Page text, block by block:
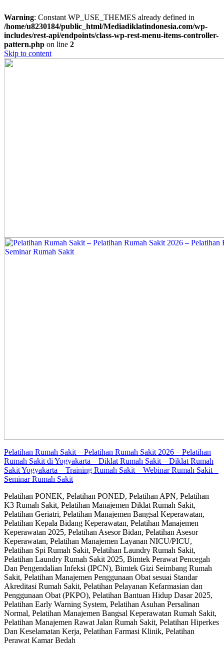
Warning: Constant WP_USE_THEMES already defined in
/home/u8230184/public_html/Mediadiklatindonesia.com/wp-
includes/rest-api/endpoints/class-wp-rest-menu-items-controller-
pattern.php on line 2
Skip to content
Pelatihan Rumah Sakit – Pelatihan Rumah Sakit 2026 – Pelatihan
Rumah Sakit di Yogyakarta – Diklat Rumah Sakit – Diklat Rumah
Sakit Yogyakarta – Training Rumah Sakit – Webinar Rumah Sakit –
Seminar Rumah Sakit
Pelatihan PONEK, Pelatihan PONED, Pelatihan APN, Pelatihan
K3 Rumah Sakit, Pelatihan Manajemen Diklat Rumah Sakit,
Pelatihan Geriatri, Pelatihan Manajemen Bangsal Keperawatan,
Pelatihan Kepala Bidang Keperawatan, Pelatihan Manajemen
Keperawatan 2025, Pelatihan Asesor Bidan, Pelatihan Asesor
Keperawatan, Pelatihan Manajemen Layanan NICU/PICU,
Pelatihan Spi Rumah Sakit, Pelatihan Laundry Rumah Sakit,
Pelatihan Laundry Rumah Sakit 2025, Bimtek Perawat Pencegah
Dan Pengendalian Infeksi (IPCN), Bimtek Gizi Seimbang Rumah
Sakit, Pelatihan Manajemen Penggunaan Obat sesuai Standar
Akreditasi Rumah Sakit, Pelatihan Pelayanan Kefarmasian dan
Penggunaan Obat (PKPO), Pelatihan Bantuan Hidup Dasar 2025,
Pelatihan Early Warning System, Pelatihan Asuhan Persalinan
Normal, Pelatihan Manajemen Bangsal Keperawatan Rumah Sakit,
Pelatihan Manajemen Rawat Jalan Rumah Sakit, Pelatihan Hiperkes
Dan Keselamatan Kerja, Pelatihan Farmasi Klinik, Pelatihan
Perawat Kamar Bedah